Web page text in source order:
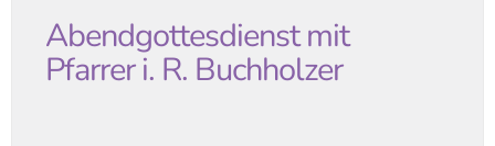
Abendgottesdienst mit
Pfarrer i. R. Buchholzer